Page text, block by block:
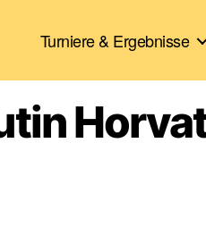
Turniere & Ergebnisse